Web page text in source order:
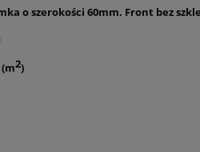
o szerokości 60mm. Front bez
2)